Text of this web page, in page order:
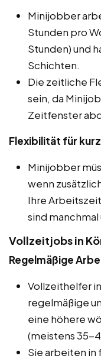
Minijobber
Stunden pro
Stunden) und
Schichten.
Die zeitliche
sein, da
Zeitfenster
Flexibilität für
Minijobber
wenn
Ihre
sind
Vollzeitjobs in
Regelmäßige
Vollzeithelfer
regelmäßige
eine höhere
(meistens 35-
Sie arbeiten